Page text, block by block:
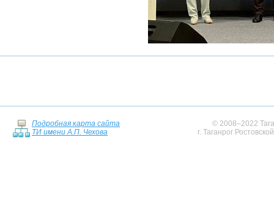
Подробная карта сайта
ТИ имени А.П. Чехова
© 2008–2022
г. Таганрог